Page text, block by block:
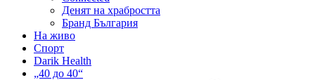
Денят на храбростта
Бранд България
На живо
Спорт
Darik Health
„40 до 40“